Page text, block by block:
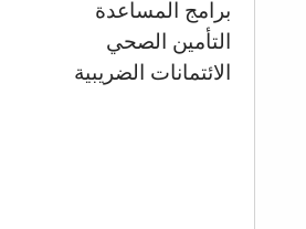
برامج المساعدة
التأمين الصحي
الائتمانات الضريبية